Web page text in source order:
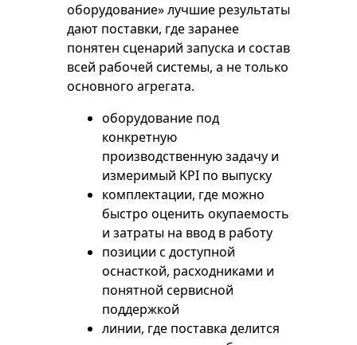
оборудование» лучшие результаты
дают поставки, где заранее
понятен сценарий запуска и состав
всей рабочей системы, а не только
основного агрегата.
оборудование под
конкретную
производственную задачу и
измеримый KPI по выпуску
комплектации, где можно
быстро оценить окупаемость
и затраты на ввод в работу
позиции с доступной
оснасткой, расходниками и
понятной сервисной
поддержкой
линии, где поставка делится